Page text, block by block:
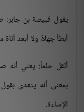
يقول قبيصة بن جابر:
أبطأ جهلاً، ولا أبعد أناة
أثقل حلماً: يعني أنه
بمعنى أنه يتعدى بقول
الإساءة.